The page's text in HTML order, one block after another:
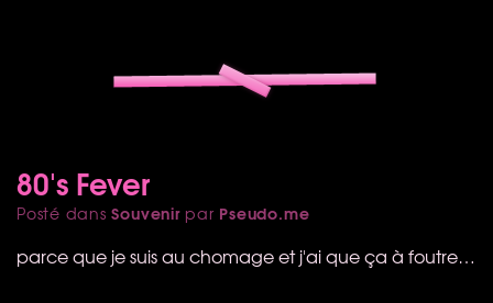
80's Fever
Posté dansSouvenirpar Pseudo.me
parce que je suis au chomage et j'ai que ça à foutre…